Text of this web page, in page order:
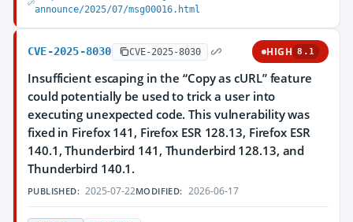
announce/2025/07/msg00016.html
CVE-2025-8030 CVE-2025-8030 HIGH 8.1
Insufficient escaping in the “Copy as cURL” feature
could potentially be used to trick a user into
executing unexpected code. This vulnerability was
fixed in Firefox 141, Firefox ESR 128.13, Firefox ESR
140.1, Thunderbird 141, Thunderbird 128.13, and
Thunderbird 140.1.
PUBLISHED: 2025-07-22MODIFIED: 2026-06-17